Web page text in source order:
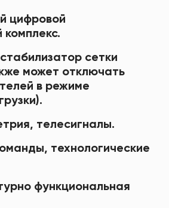
цифровой
сетки
может отключать
в режиме
телесигналы.
технологические
функциональная